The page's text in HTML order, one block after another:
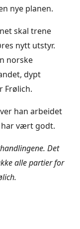
nye planen.
skal trene
nytt utstyr.
norske
dypt
Frølich.
han arbeidet
har vært godt.
Det
alle partier for